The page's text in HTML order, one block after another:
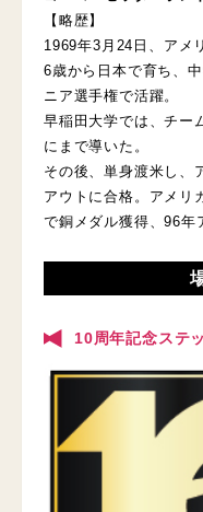
【略歴】
1969年3月24日、アメ
6歳から日本で育ち、
ニア選手権で活躍。
早稲田大学では、チー
にまで導いた。
その後、単身渡米し、
アウトに合格。アメリ
で銅メダル獲得、96年
10周年記念ステ